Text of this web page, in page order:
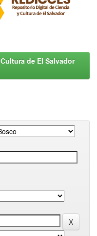
de El Salvador